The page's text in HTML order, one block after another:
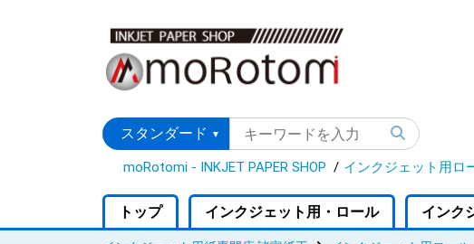
moRotomi - INKJET PAPER SHOP インクジェット用ロ
トップ インクジェット用・ロール インク